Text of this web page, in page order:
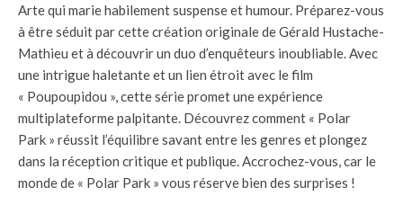
Arte qui marie habilement suspense et humour. Préparez-vous
à être séduit par cette création originale de Gérald Hustache-
Mathieu et à découvrir un duo d’enquêteurs inoubliable. Avec
une intrigue haletante et un lien étroit avec le film
« Poupoupidou », cette série promet une expérience
multiplateforme palpitante. Découvrez comment « Polar
Park » réussit l’équilibre savant entre les genres et plongez
dans la réception critique et publique. Accrochez-vous, car le
monde de « Polar Park » vous réserve bien des surprises !